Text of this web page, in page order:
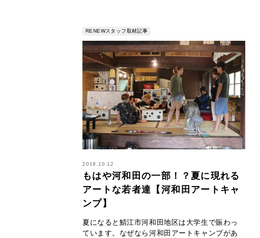
RENEWスタッフ取材記事
2019.10.12
もはや河和田の一部！？夏に現れる
アートな若者達【河和田アートキャ
ンプ】
夏になると鯖江市河和田地区は大学生で賑わっ
ています。なぜなら河和田アートキャンプがあ